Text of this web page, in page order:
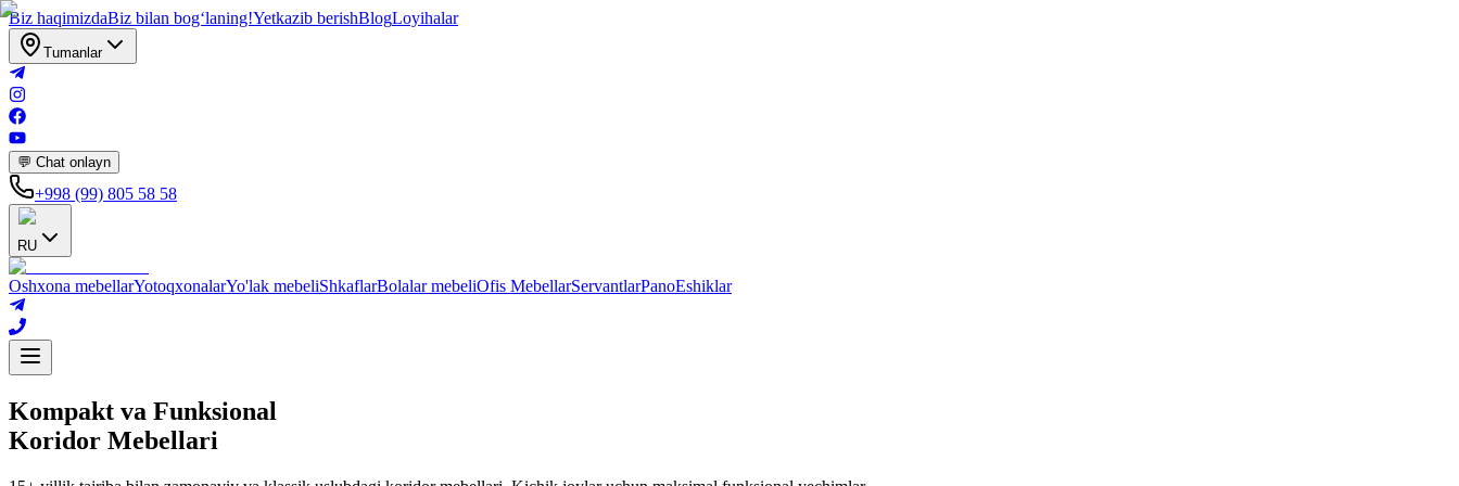
Biz haqimizdaBiz bilan bogʻlaning!Yetkazib berishBlogLoyihalar
Tumanlar
💬 Chat onlayn
+998 (99) 805 58 58
RU
Oshxona mebellarYotoqxonalarYo'lak mebeliShkaflarBolalar mebeliOfis MebellarServantlarPanoEshiklar
Kompakt va Funksional
Koridor Mebellari